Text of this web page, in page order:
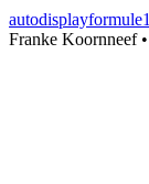
autodisplayformule1
Franke Koornneef•